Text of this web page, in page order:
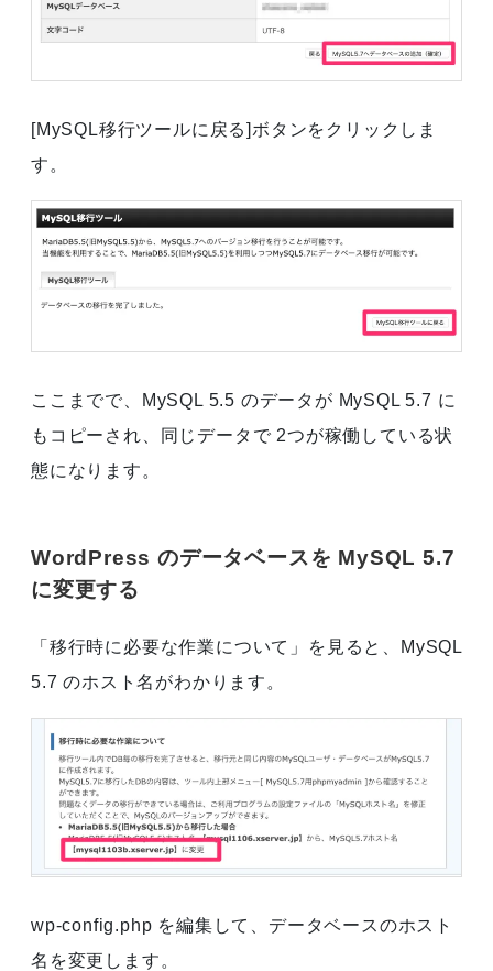
[MySQL移行ツールに戻る]ボタンをクリックしま
す。
ここまでで、MySQL 5.5 のデータが MySQL 5.7 に
もコピーされ、同じデータで 2つが稼働している状
態になります。
WordPress のデータベースを MySQL 5.7
に変更する
「移行時に必要な作業について」を見ると、MySQL
5.7 のホスト名がわかります。
wp-config.php を編集して、データベースのホスト
名を変更します。